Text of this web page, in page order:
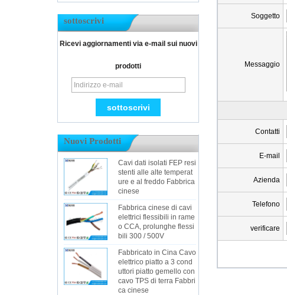
sottoscrivi
Ricevi aggiornamenti via e-mail sui nuovi
prodotti
Nuovi Prodotti
Cavi dati isolati FEP resi
stenti alle alte temperat
ure e al freddo Fabbrica
cinese
Fabbrica cinese di cavi
elettrici flessibili in rame
o CCA, prolunghe flessi
bili 300 / 500V
Fabbricato in Cina Cavo
elettrico piatto a 3 cond
uttori piatto gemello con
cavo TPS di terra Fabbri
ca cinese
Soggetto
Messaggio
Contatti
E-mail
Azienda
Telefono
verificare